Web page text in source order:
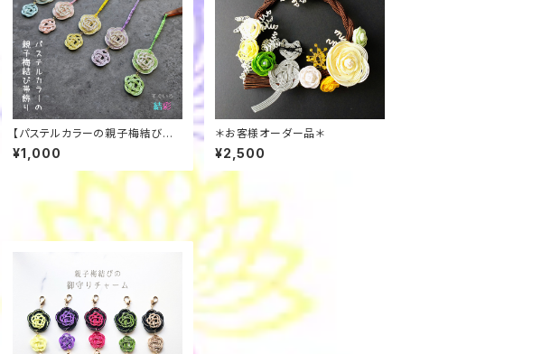
【パステルカラーの親子梅結び帯
飾り】 水引 梅結び 帯飾り 根付け
ギフト 着物 浴衣
¥1,000
＊お客様オーダー品＊
¥2,500